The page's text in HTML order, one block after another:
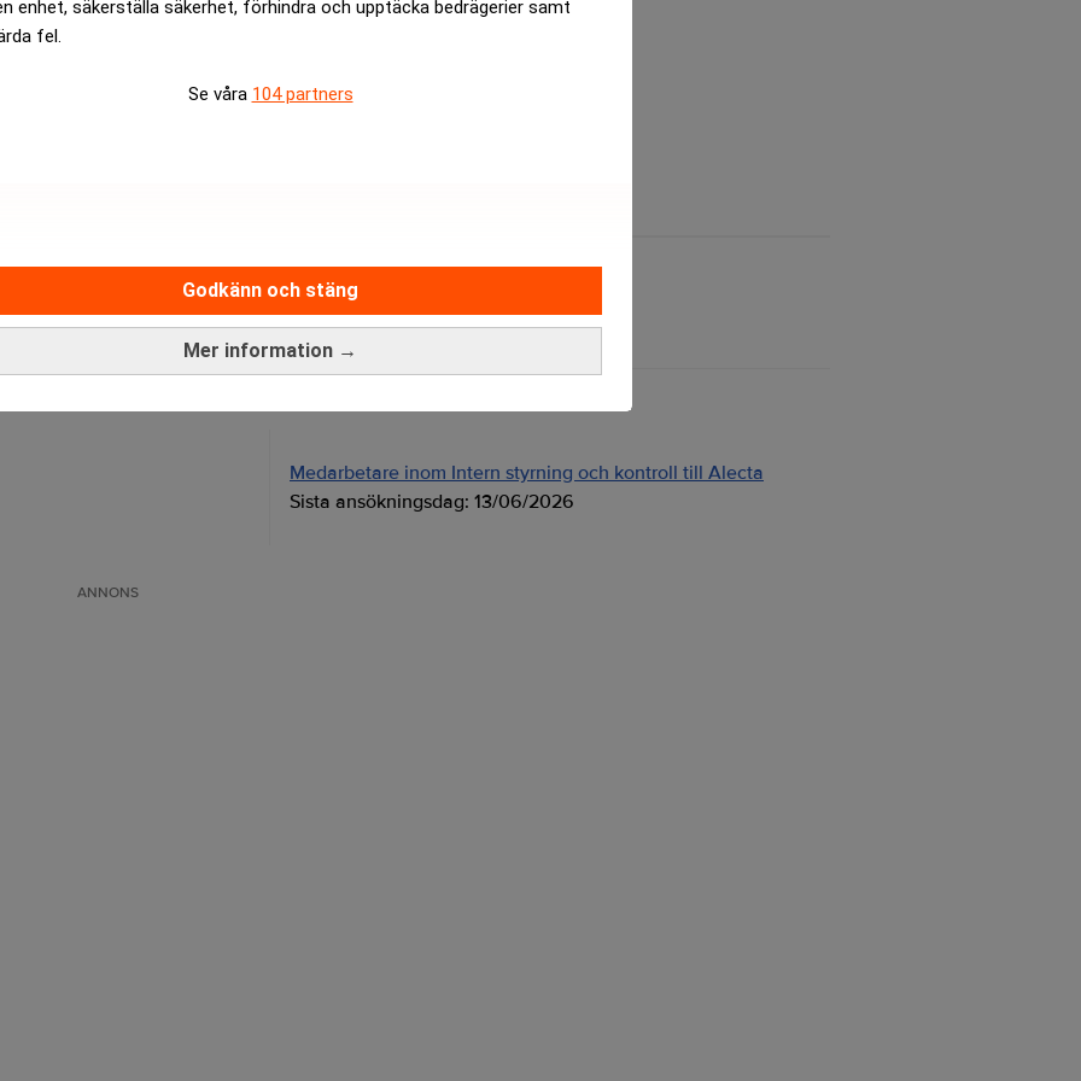
enhet, säkerställa säkerhet, förhindra och upptäcka bedrägerier samt
fel.
Se våra 104 partners
Mer information →
Godkänn och stäng
föll ytterligare efter måndagens vinstvarning.
är kostnadsfritt:
Medarbetare inom Intern styrning och kontroll till Alecta
Sista ansökningsdag: 13/06/2026
ANNONS